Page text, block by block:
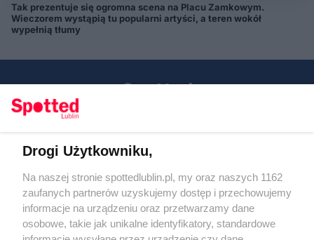
Tak prezentuje się ogromna scena na Placu Zamkowym.
Wieczorem wystąpią tu popularni artyści, a teren wokół
wypełnią tłumy
Regulamin
Polityka prywatności
RODO
Warunki korzystania z treści
Drogi Użytkowniku,
Na naszej stronie spottedlublin.pl, my oraz naszych 1162
zaufanych partnerów uzyskujemy dostęp i przechowujemy
informacje na urządzeniu oraz przetwarzamy dane
osobowe, takie jak unikalne identyfikatory, standardowe